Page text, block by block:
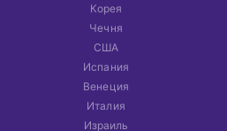
Корея
Чечня
США
Испания
Венеция
Италия
Израиль